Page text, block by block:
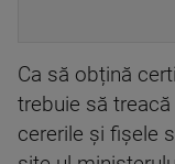
Ca să obțină
trebuie să
cererile și fișele